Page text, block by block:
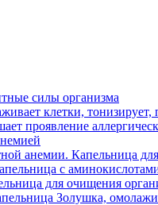
силы организма
клетки, тонизирует,
проявление
анемии. Капельница
с
для очищения
Золушка,